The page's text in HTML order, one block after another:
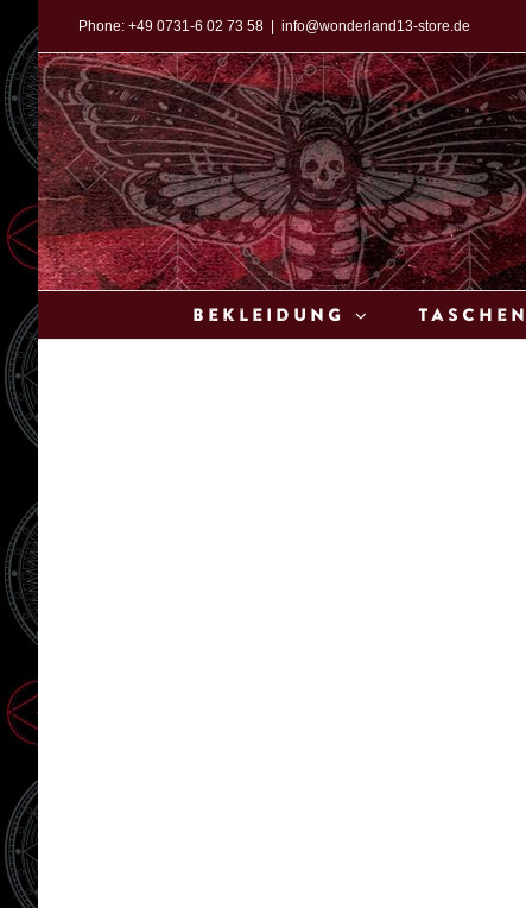
Inhalt
springen
Phone: +49 0731-6 02 73 58 info@wonderland13-store.de
Bekleidung Taschen